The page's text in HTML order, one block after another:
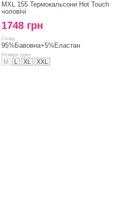
MXL 155 Термокальсони Hot Touch
чоловічі
1748 грн
Склад
95%Бавовна+5%Еластан
Розміри одягу
M XL XXL